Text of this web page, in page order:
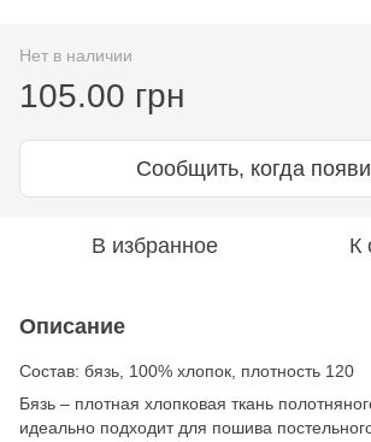
Нет в наличии
105.00 грн
Сообщить, когда
В избранное К
Описание
Состав: бязь, 100% хлопок, плотность 120
Бязь – плотная хлопковая ткань
идеально подходит для пошива